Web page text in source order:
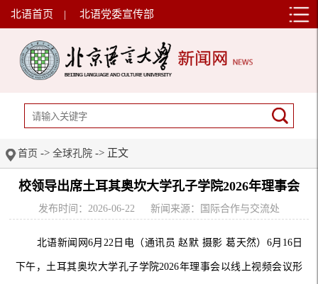
北语首页 | 北语党委宣传部
首页 -> 全球孔院 -> 正文
校领导出席土耳其奥坎大学孔子学院2026年理事会
发布时间：2026-06-22 新闻来源：国际合作与交流处
北语新闻网6月22日电（通讯员 赵默 摄影 葛天然）6月16日
下午，土耳其奥坎大学孔子学院2026年理事会以线上视频会议形